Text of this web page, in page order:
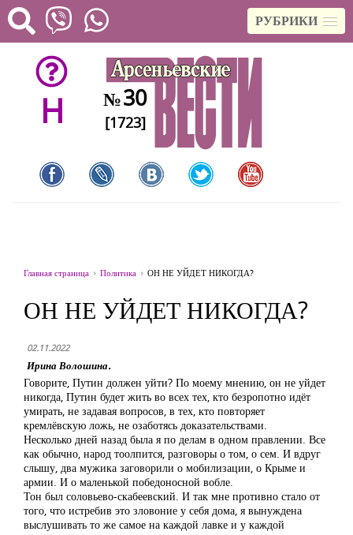
РУБРИКИ
H №30
[1723]
Главная страница Политика ОН НЕ УЙДЕТ НИКОГДА?
ОН НЕ УЙДЕТ НИКОГДА?
02.11.2022
Ирина Волошина.
Говорите, Путин должен уйти? По моему мнению, он не уйдет
никогда, Путин будет жить во всех тех, кто безропотно идёт
умирать, не задавая вопросов, в тех, кто повторяет
кремлёвскую ложь, не озаботясь доказательствами.
Несколько дней назад была я по делам в одном правлении. Все
как обычно, народ тоолпится, разговоры о том, о сем. И вдруг
слышу, два мужика заговорили о мобилизации, о Крыме и
армии. И о маленькой победоносной вобле.
Тон был соловьево-скабеевский. И так мне противно стало от
того, что истребив это зловоние у себя дома, я вынуждена
выслушивать то же самое на каждой лавке и у каждой